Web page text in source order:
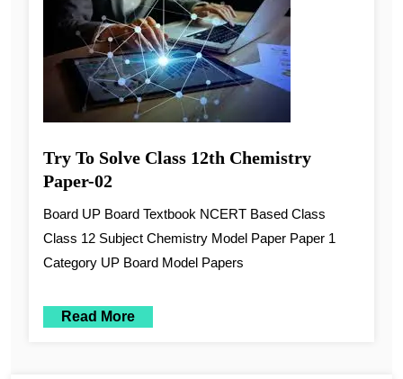
Try To Solve Class 12th Chemistry
Paper-02
Board UP Board Textbook NCERT Based Class
Class 12 Subject Chemistry Model Paper Paper 1
Category UP Board Model Papers
Read More